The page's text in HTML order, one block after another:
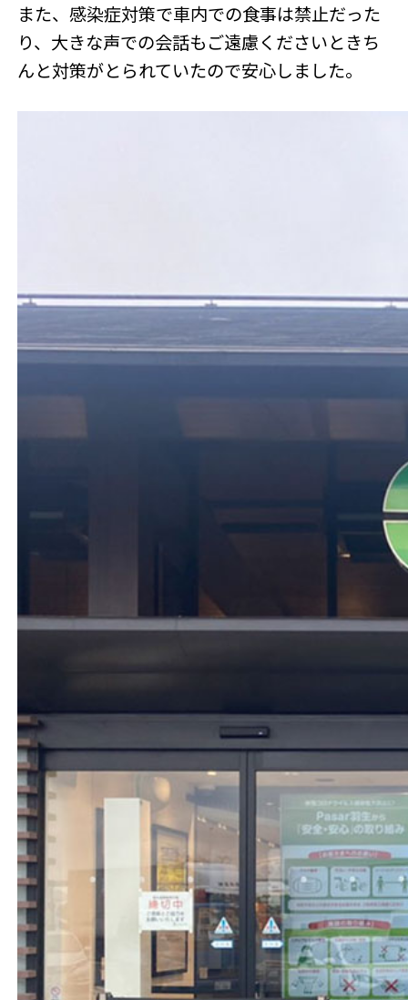
また、感染症対策で車内での食事は禁止だった
り、大きな声での会話もご遠慮くださいときち
んと対策がとられていたので安心しました。